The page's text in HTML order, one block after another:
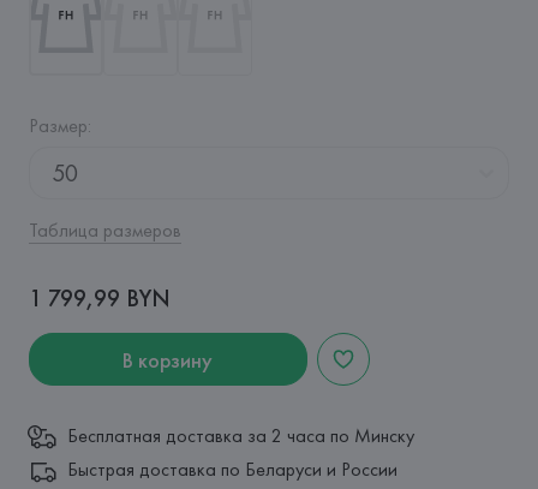
Размер:
50
Таблица размеров
1 799,99 BYN
В корзину
Бесплатная доставка за 2 часа по Минску
Быстрая доставка по Беларуси и России